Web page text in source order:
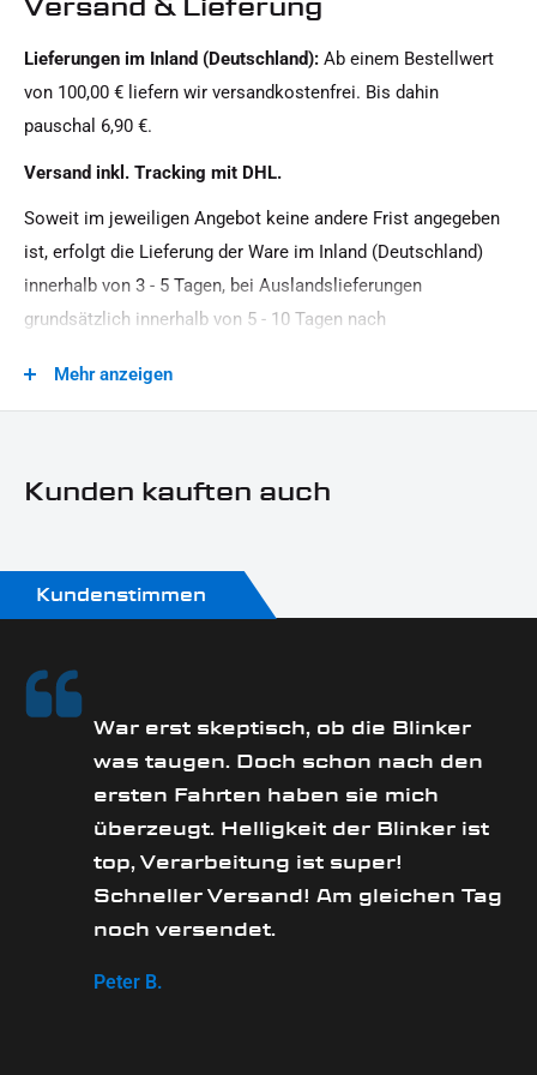
Aluminium
Menge:
Harley-Davidson
Pulverbeschichtet
Lieferungen im Inland (Deutschland): Ab einem Bestellwert
von 100,00 € liefern wir versandkostenfrei. Bis dahin
pauschal 6,90 €.
Versand inkl. Tracking mit DHL.
Soweit im jeweiligen Angebot keine andere Frist angegeben
ist, erfolgt die Lieferung der Ware im Inland (Deutschland)
innerhalb von 3 - 5 Tagen, bei Auslandslieferungen
grundsätzlich innerhalb von 5 - 10 Tagen nach
Zeitpunkt Ihrer Zahlungsanweisung).Beachten Sie, dass an
Mehr anzeigen
Kunden kauften auch
Kundenstimmen
War erst skeptisch, ob die Blinker
was taugen. Doch schon nach den
ersten Fahrten haben sie mich
überzeugt. Helligkeit der Blinker ist
top, Verarbeitung ist super!
Schneller Versand! Am gleichen Tag
noch versendet.
Peter B.